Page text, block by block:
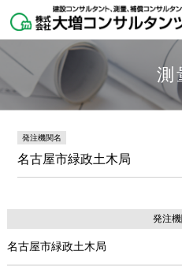
測
発注機関名
名古屋市緑政土木局
発注
名古屋市緑政土木局